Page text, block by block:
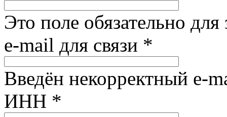
Это поле обязательно для
e-mail для связи *
Введён некорректный e-
ИНН *